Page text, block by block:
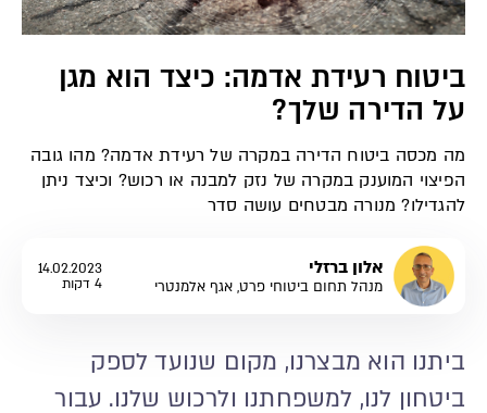
ביטוח רעידת אדמה: כיצד הוא מגן
על הדירה שלך?
מה מכסה ביטוח הדירה במקרה של רעידת אדמה? מהו גובה
הפיצוי המוענק במקרה של נזק למבנה או רכוש? וכיצד ניתן
להגדילו? מנורה מבטחים עושה סדר
אלון ברזלי
מנהל תחום ביטוחי פרט, אגף אלמנטרי
14.02.2023
4 דקות
ביתנו הוא מבצרנו, מקום שנועד לספק
ביטחון לנו, למשפחתנו ולרכוש שלנו. עבור